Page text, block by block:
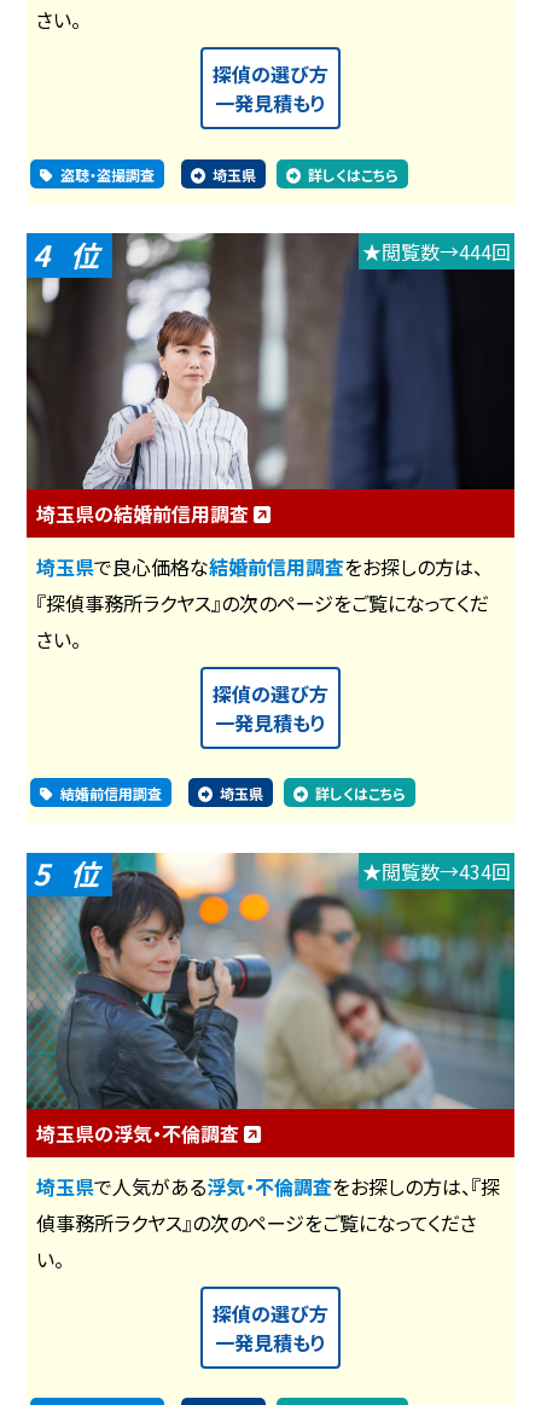
さい。
探偵の選び方
一発見積もり
盗聴・盗撮調査 埼玉県 詳しくはこちら
4 ★閲覧数→444回
埼玉県の結婚前信用調査
埼玉県で良心価格な結婚前信用調査をお探しの方は、
『探偵事務所ラクヤス』の次のページをご覧になってくだ
さい。
探偵の選び方
一発見積もり
結婚前信用調査 埼玉県 詳しくはこちら
5 ★閲覧数→434回
埼玉県の浮気・不倫調査
埼玉県で人気がある浮気・不倫調査をお探しの方は、『探
偵事務所ラクヤス』の次のページをご覧になってくださ
い。
探偵の選び方
一発見積もり